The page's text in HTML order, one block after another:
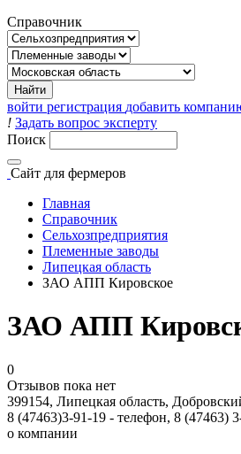
Справочник
войти регистрация добавить
! Задать вопрос эксперту
Поиск
Сайт для фермеров
Главная
Справочник
Сельхозпредприятия
Племенные заводы
Липецкая область
ЗАО АПП Кировское
ЗАО АПП
0
Отзывов пока нет
399154, Липецкая область,
8 (47463)3-91-19 - телефон, 8 (47463)
о компании